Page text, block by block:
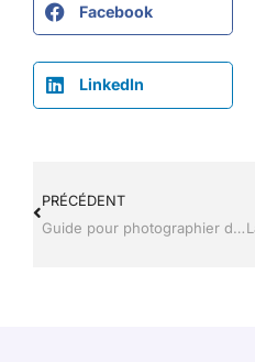
Facebook
LinkedIn
PRÉCÉDENT
Guide pour photographier des endroits méconnus